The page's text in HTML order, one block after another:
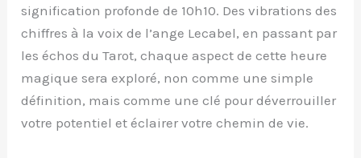
signification profonde de 10h10. Des vibrations des
chiffres à la voix de l’ange Lecabel, en passant par
les échos du Tarot, chaque aspect de cette heure
magique sera exploré, non comme une simple
définition, mais comme une clé pour déverrouiller
votre potentiel et éclairer votre chemin de vie.